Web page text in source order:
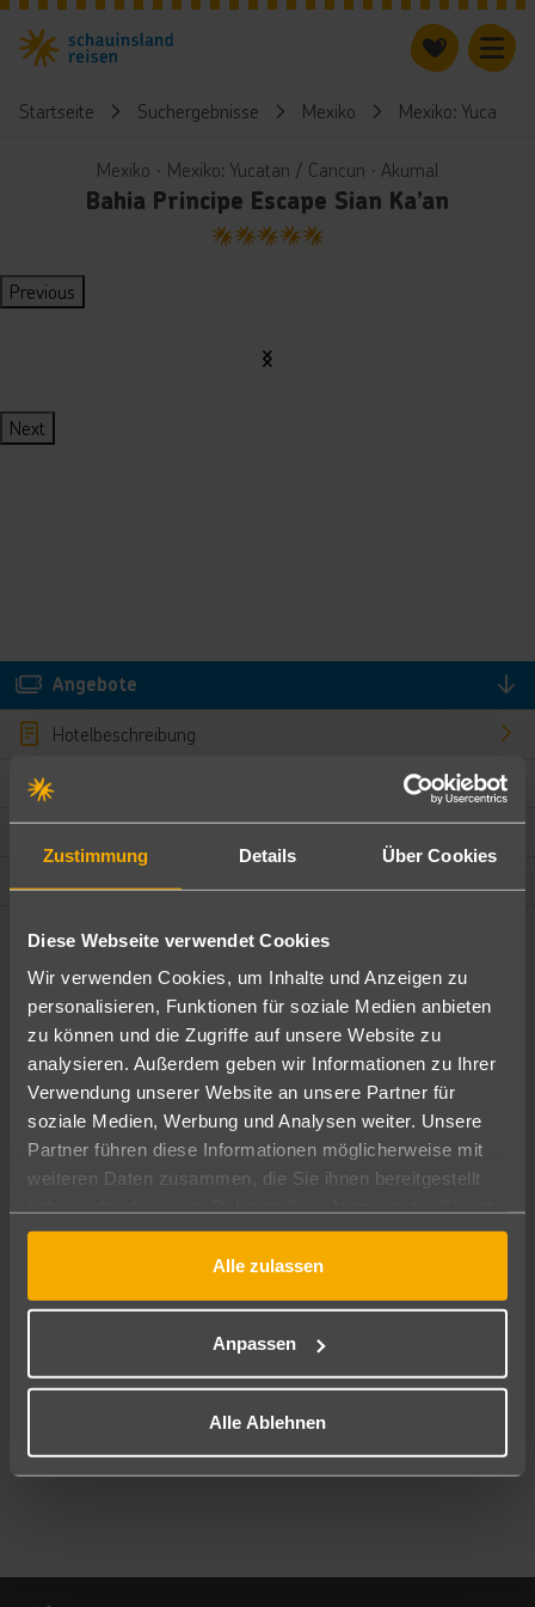
Zustimmung Details Über Cookies
Diese Webseite verwendet Cookies
Wir verwenden Cookies, um Inhalte und Anzeigen zu
personalisieren, Funktionen für soziale Medien anbieten
zu können und die Zugriffe auf unsere Website zu
analysieren. Außerdem geben wir Informationen zu Ihrer
Verwendung unserer Website an unsere Partner für
soziale Medien, Werbung und Analysen weiter. Unsere
Partner führen diese Informationen möglicherweise mit
weiteren Daten zusammen, die Sie ihnen bereitgestellt
gesammelt haben.
Alle zulassen
Anpassen
Alle Ablehnen
Startseite Suchergebnisse Mexiko Mexiko: Yucatan
Mexiko ∙ Mexiko: Yucatan / Cancun ∙ Akumal
Bahia Principe Escape Sian Ka’an
5
Previous
Next
Angebote
Hotelbeschreibung
Bewertungen
Ändere die Kriterien nach deinen Wünschen
Pauschal Nur Hotel
Abflughafen
Alle Abflughäfen
08.08.26–06.08.27 7-21 Nächte
Mehr Filter anzeigen